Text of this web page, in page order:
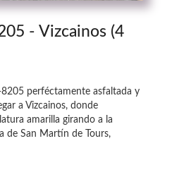
- Vizcainos (4
perféctamente asfaltada y
a Vizcainos, donde
amarilla girando a la
de San Martín de Tours,